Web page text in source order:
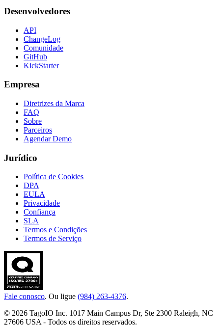
Desenvolvedores
API
ChangeLog
Comunidade
GitHub
KickStarter
Empresa
Diretrizes da Marca
FAQ
Sobre
Parceiros
Agendar Demo
Jurídico
Política de Cookies
DPA
EULA
Privacidade
Confiança
SLA
Termos e Condições
Termos de Serviço
Fale conosco. Ou ligue (984) 263-4376.
© 2026 TagoIO Inc. 1017 Main Campus Dr, Ste 2300 Raleigh, NC
27606 USA - Todos os direitos reservados.